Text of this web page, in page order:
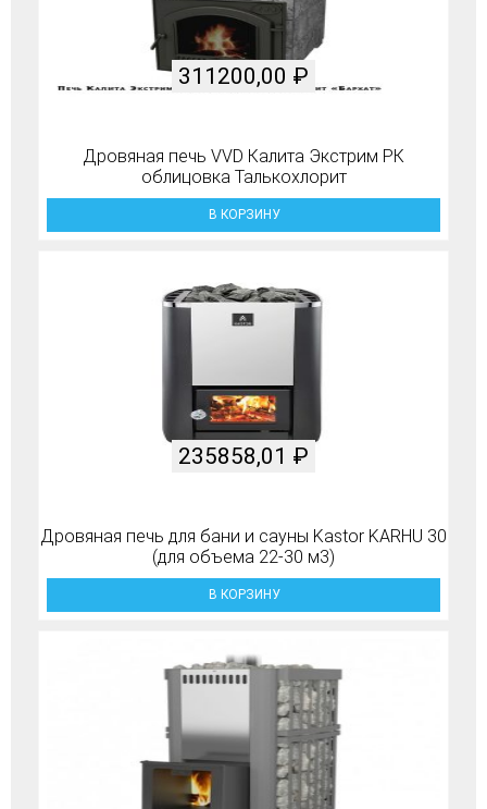
Дровяная печь VVD Калита Экстрим РК
облицовка Талькохлорит
311200,00 ₽
В КОРЗИНУ
Дровяная печь для бани и сауны Kastor KARHU 30
(для объема 22-30 м3)
235858,01 ₽
В КОРЗИНУ